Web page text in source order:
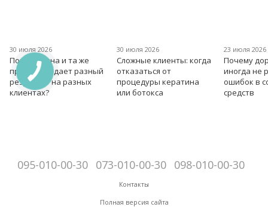
30 июля 2026
Почему одна и та же
процедура дает разный
результат на разных
клиентах?
30 июля 2026
Сложные клиенты: когда
отказаться от
процедуры кератина
или ботокса
23 июля 2026
Почему
иногда не
ошибок в
средств
095-010-00-30 073-010-00-30 098-010-00-30
Контакты
Полная версия сайта